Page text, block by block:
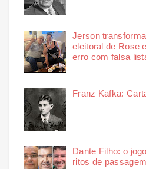
Jerson
eleitoral de Rose
erro com falsa
Franz Kafka:
Dante Filho: o
ritos de passagem